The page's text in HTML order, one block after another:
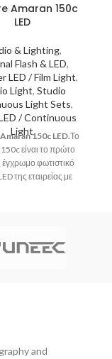
Amaran 150c
LED
& Lighting,
Flash & LED,
LED / Film Light,
Light, Studio
Light Sets,
/ Continuous
Light150c LED.Το
είναι το πρώτο
φωτιστικό
της εταιρείας με
καλλιτέχνες.
and